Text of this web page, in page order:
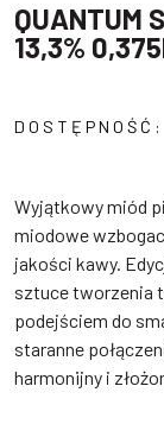
QUANTUM
13,3%
DOSTĘPNOŚĆ:
Wyjątkowy miód
miodowe
jakości kawy.
sztuce tworzenia
podejściem do
staranne
harmonijny i